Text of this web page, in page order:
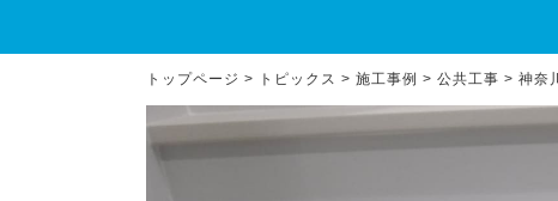
トップページ > トピックス > 施工事例 > 公共工事 > 神奈